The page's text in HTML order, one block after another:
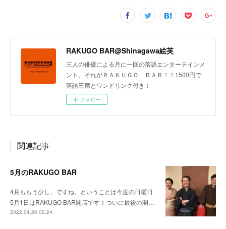
RAKUGO BAR@Shinagawa絵芙
三人の俳優による月に一回の落語エンターテインメ
ント、それがＲＡＫＵＧＯ ＢＡＲ！！1500円で
落語三席とワンドリンク付き！
フォロー
関連記事
5月のRAKUGO BAR
4月ももう少し、ですね。ということは今度の日曜日
5月1日はRAKUGO BAR開店です！ついに最後の開…
2022.04.26 02:24